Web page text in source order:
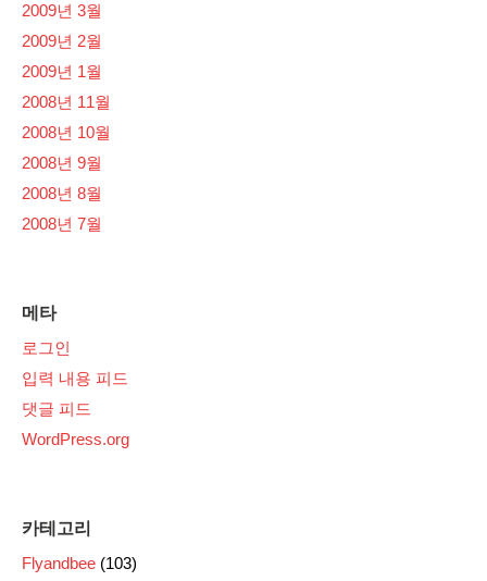
2009년 3월
2009년 2월
2009년 1월
2008년 11월
2008년 10월
2008년 9월
2008년 8월
2008년 7월
메타
로그인
입력 내용 피드
댓글 피드
WordPress.org
카테고리
Flyandbee (103)